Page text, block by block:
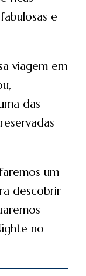
e
viagem em
das
um
descobrir
no